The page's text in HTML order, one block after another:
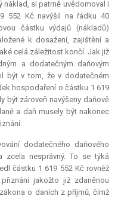
náklad, si patrně uvědomoval i
552 Kč navýšil na řádku 40
částku výdajů (nákladů)
k dosažení, zajištění a
celá záležitost končí. Jak již
a dodatečným daňovým
být v tom, že v dodatečném
hospodaření o částku 1 619
být zároveň navýšeny daňově
a daň musely být nakonec
dodatečného daňového
zcela nesprávný. To se týká
částku 1 619 552 Kč rovněž
jakožto již zdaněnou
o daních z příjmů, čímž